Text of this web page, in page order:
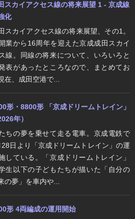
スカイアクセス線の将来展望 1 - 京成線
化
スカイアクセス線の将来展望、その1。
業から16周年を迎えた京成成田スカイ
線。同線の将来について、いろいろと
表があったところなので、まとめてお
在、成田空港で...
形・8800形 「京成ドリームトレイン」
年）
ちの夢を乗せて走る電車。京成電鉄で
28日より「京成ドリームトレイン」の運
している。「京成ドリームトレイン」
生以下の子どもたちが描いた「自分の
の夢」を車内や...
形 4両編成の運用開始